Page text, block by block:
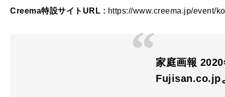
Creema特設サイトURL : https://www.creema.jp/event/
家庭画報
Fujisan.co.jp